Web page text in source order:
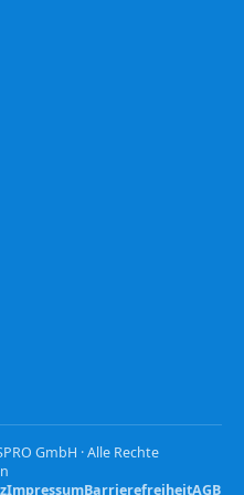
GmbH · Alle Rechte
ImpressumBarrierefreiheitAGB